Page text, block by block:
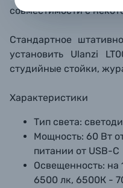
совместимости с
Стандартное
установить Ulanzi
студийные стойки,
Характеристики
Тип света:
Мощность: 60 Вт
питании от USB-C
Освещенность: на
6500 лк, 6500К -